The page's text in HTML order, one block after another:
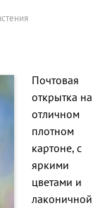
Почтовая
открытка на
отличном
плотном
картоне, с
яркими
цветами и
лаконичной